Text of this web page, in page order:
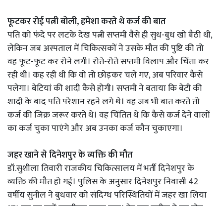
फूटकर रोई पत्नी बोली, हमेशा करते थे कर्ज की बात
पति को फंदे पर लटके देख पत्नी सप्तमी वैसे ही सुध-बुध खो बैठी थी,
लेकिन जब अस्पताल में चिकित्सकों ने उसके मौत की पुष्टि की तो
वह फूट-फूट कर रोने लगी। रोते-रोते सप्तमी विलाप और चिंता कर
रही थी। कह रही थी कि वो तो छोड़कर चले गए, अब परिवार कैसे
पलेगा। बेटियां की शादी कैसे होगी। सप्तमी ने बताया कि बेटी की
शादी के बाद पति परेशान रहने लगे थे। वह जब भी बात करते तो
कर्ज की जिक्र जरूर करते थे। वह चिंतित थे कि कैसे कर्ज देने वालों
का कर्ज चुका पाएंगे और अब उनका कर्ज कौन चुकाएगा।
जहर खाने से दिनेशपुर के व्यक्ति की मौत
डॉ.सुशीला तिवारी राजकीय चिकित्सालय में भर्ती दिनेशपुर के
व्यक्ति की मौत हो गई। पुलिस के अनुसार दिनेशपुर निवासी 42
वर्षीय सुनील ने बुधवार को संदिग्ध परिस्थितियों में जहर खा लिया